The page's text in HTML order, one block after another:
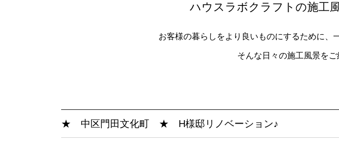
ハウスラボクラフトの施工
お客様の暮らしをより良いものにするために、
そんな日々の施工風景をご
★ 中区門田文化町 ★ H様邸リノベーション♪